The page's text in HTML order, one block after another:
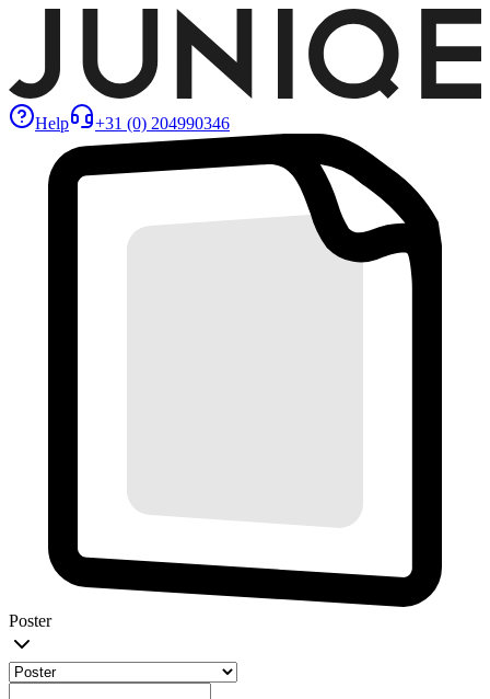
Help +31 (0) 204990346
Poster